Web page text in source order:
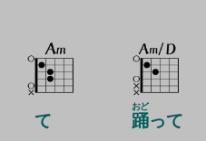
て 踊
おど
って